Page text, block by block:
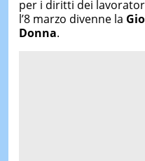
per i diritti dei
l’8 marzo divenne la
Donna.